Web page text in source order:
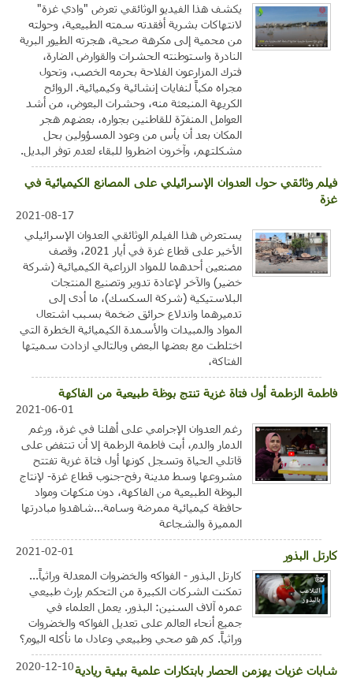
يكشف هذا الفيديو الوثائقي تعرض "وادي غزة"
لانتهاكات بشرية أفقدته سمته الطبيعية، وحولته
من محمية إلى مكرهة صحية، هجرته الطيور البرية
النادرة واستوطنته الحشرات والقوارض الضارة،
فترك المزارعون الفلاحة بحرمه الخصب، وتحول
مجراه مكباً لنفايات إنشائية وكيميائية. الروائح
الكريهة المنبعثة منه، وحشرات البعوض، من أشد
العوامل المنفرّة للقاطنين بجواره، بعضهم هجر
المكان بعد أن يأس من وعود المسؤولين بحل
مشكلتهم، وآخرون اضطروا للبقاء لعدم توفر البديل.
فيلم وثائقي حول العدوان الإسرائيلي على المصانع الكيميائية في
غزة
2021-08-17
يستعرض هذا الفيلم الوثائقي العدوان الإسرائيلي
الأخير على قطاع غزة في أيار 2021، وقصف
مصنعين أحدهما للمواد الزراعية الكيميائية (شركة
خضير) والآخر لإعادة تدوير وتصنيع المنتجات
البلاستيكية (شركة السكسك)، ما أدى إلى
تدميرهما واندلاع حرائق ضخمة بسبب اشتعال
المواد والمبيدات والأسمدة الكيميائية الخطرة التي
اختلطت مع بعضها البعض وبالتالي ازدادت سميتها
الفتاكة،
فاطمة الزطمة أول فتاة غزية تنتج بوظة طبيعية من الفاكهة
2021-06-01
رغم العدوان الإجرامي على أهلنا في غزة، ورغم
الدمار والدم، أبت فاطمة الزطمة إلا أن تنتفض على
قاتلي الحياة وتسجل كونها أول فتاة غزية تفتتح
مشروعها وسط مدينة رفح-جنوب قطاع غزة- لإنتاج
البوظة الطبيعية من الفاكهة، دون منكهات ومواد
حافظة كيميائية ممرضة وسامة...شاهدوا مبادرتها
المميزة والشجاعة
كارتل البذور
2021-02-01
كارتل البذور - الفواكه والخضروات المعدلة وراثياً...
تمكنت الشركات الكبيرة من التحكم بإرث طبيعي
عمره آلاف السنين: البذور. يعمل العلماء في
جميع أنحاء العالم على تعديل الفواكه والخضروات
وراثياً. كم هو صحي وطبيعي وعادل ما نأكله اليوم؟
شابات غزيات يهزمن الحصار بابتكارات علمية بيئية ريادية2020-12-10